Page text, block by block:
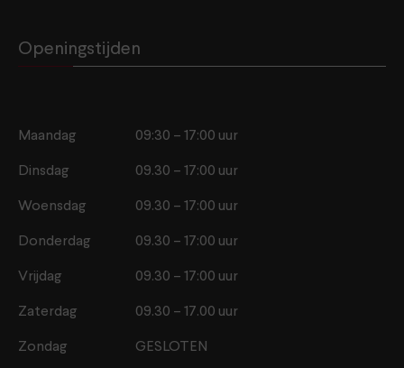
Openingstijden
Maandag 09:30 – 17:00 uur
Dinsdag 09.30 – 17:00 uur
Woensdag 09.30 – 17:00 uur
Donderdag 09.30 – 17:00 uur
Vrijdag 09.30 – 17:00 uur
Zaterdag 09.30 – 17.00 uur
Zondag GESLOTEN